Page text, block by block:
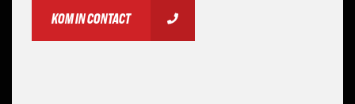
KOM IN CONTACT